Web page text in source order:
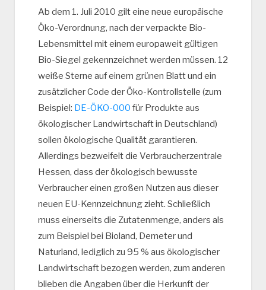
Ab dem 1. Juli 2010 gilt eine neue europäische
Öko-Verordnung, nach der verpackte Bio-
Lebensmittel mit einem europaweit gültigen
Bio-Siegel gekennzeichnet werden müssen. 12
weiße Sterne auf einem grünen Blatt und ein
zusätzlicher Code der Öko-Kontrollstelle (zum
Beispiel: DE-ÖKO-000 für Produkte aus
ökologischer Landwirtschaft in Deutschland)
sollen ökologische Qualität garantieren.
Allerdings bezweifelt die Verbraucherzentrale
Hessen, dass der ökologisch bewusste
Verbraucher einen großen Nutzen aus dieser
neuen EU-Kennzeichnung zieht. Schließlich
muss einerseits die Zutatenmenge, anders als
zum Beispiel bei Bioland, Demeter und
Naturland, lediglich zu 95 % aus ökologischer
Landwirtschaft bezogen werden, zum anderen
blieben die Angaben über die Herkunft der